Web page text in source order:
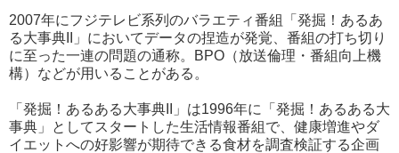
2007年にフジテレビ系列のバラエティ番組「発掘！あるあ
る大事典II」においてデータの捏造が発覚、番組の打ち切り
に至った一連の問題の通称。BPO（放送倫理・番組向上機
構）などが用いることがある。
「発掘！あるある大事典II」は1996年に「発掘！あるある大
事典」としてスタートした生活情報番組で、健康増進やダ
イエットへの好影響が期待できる食材を調査検証する企画